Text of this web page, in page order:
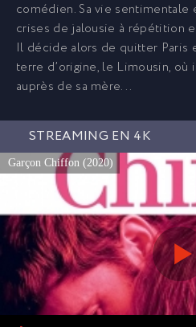
comédien. Sa vie sentimentale
crises de jalousie à répétition
Il décide alors de quitter Paris
terre d’origine, le Limousin,
auprès de sa mère...
STREAMING EN 4K
Garçon Chiffon (2020)